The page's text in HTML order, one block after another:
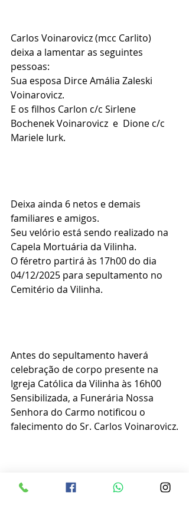
Carlos Voinarovicz (mcc Carlito)
deixa a lamentar as seguintes
pessoas:
Sua esposa Dirce Amália Zaleski
Voinarovicz.
E os filhos Carlon c/c Sirlene
Bochenek Voinarovicz  e  Dione c/c
Mariele Iurk.
Deixa ainda 6 netos e demais
familiares e amigos.
Seu velório está sendo realizado na
Capela Mortuária da Vilinha.
O féretro partirá às 17h00 do dia
04/12/2025 para sepultamento no
Cemitério da Vilinha.
Antes do sepultamento haverá
celebração de corpo presente na
Igreja Católica da Vilinha às 16h00
Sensibilizada, a Funerária Nossa
Senhora do Carmo notificou o
falecimento do Sr. Carlos Voinarovicz.